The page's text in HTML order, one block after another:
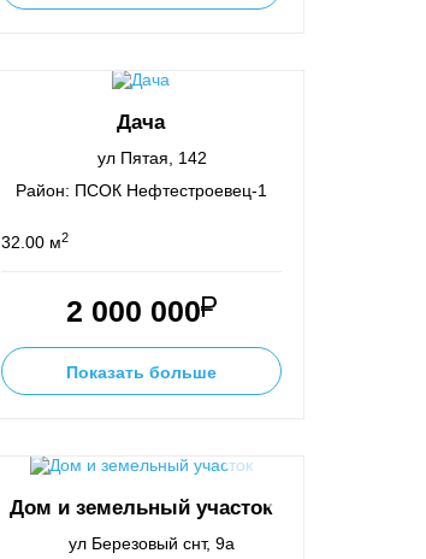
Дача
ул Пятая, 142
Район: ПСОК Нефтестроевец-1
32.00 м2
2 000 000
Показать больше
Дом и земельный участок
ул Березовый снт, 9а